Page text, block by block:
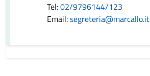
Tel:02/9796144/123
Email:segreteria@marcallo.it